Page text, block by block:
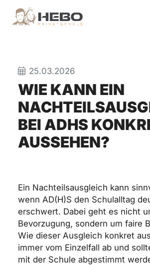
25.03.2026
WIE KANN EIN
BEI ADHS
AUSSEHEN?
Ein Nachteilsausgleich kann
wenn AD(H)S den Schulalltag
erschwert. Dabei geht es nicht
Bevorzugung, sondern um faire
Wie dieser Ausgleich konkret
immer vom Einzelfall ab und
mit der Schule abgestimmt